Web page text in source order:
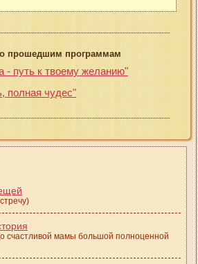
прошедшим программам
- путь к твоему желанию"
полная чудес"
счастливой мамы большой полноценной